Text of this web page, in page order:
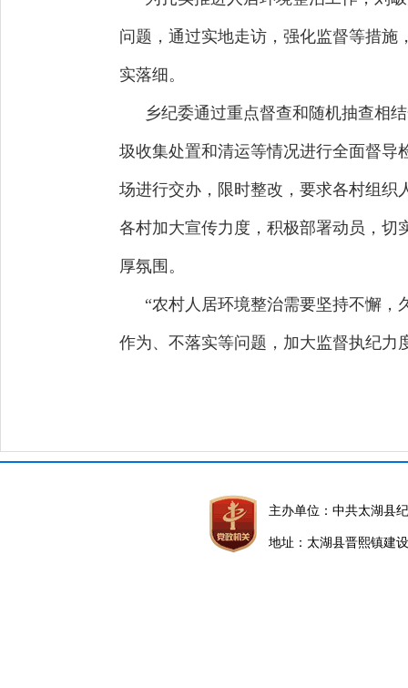
问题，通过实地走访，强化监督等措施
实落细。
乡纪委通过重点督查和随机抽查相
圾收集处置和清运等情况进行全面督导
场进行交办，限时整改，要求各村组织
各村加大宣传力度，积极部署动员，切
厚氛围。
“农村人居环境整治需要坚持不懈
作为、不落实等问题，加大监督执纪力
主办单位：中共太湖县
地址：太湖县晋熙镇建